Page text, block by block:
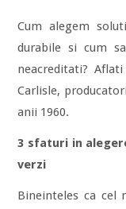
Cum alegem
durabile si cum
neacreditati?
Carlisle,
anii 1960.
3 sfaturi in
verzi
Bineinteles ca cel